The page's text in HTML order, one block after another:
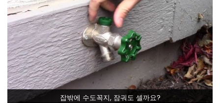
잡밖에 수도꼭지, 잠궈도 셀까요?